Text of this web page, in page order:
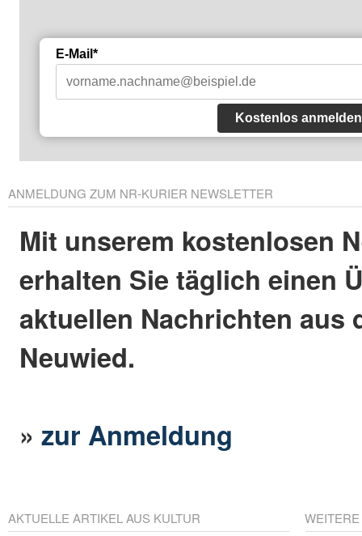
E-Mail*
Kostenlos anmelden
ANMELDUNG ZUM NR-KURIER NEWSLETTER
Mit unserem kostenlosen
erhalten Sie täglich einen
aktuellen Nachrichten aus
Neuwied.
»zur Anmeldung
AKTUELLE ARTIKEL AUS KULTUR